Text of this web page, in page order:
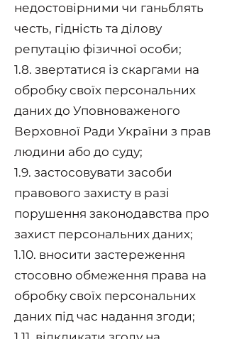
недостовірними чи ганьблять
честь, гідність та ділову
репутацію фізичної особи;
1.8. звертатися із скаргами на
обробку своїх персональних
даних до Уповноваженого
Верховної Ради України з прав
людини або до суду;
1.9. застосовувати засоби
правового захисту в разі
порушення законодавства про
захист персональних даних;
1.10. вносити застереження
стосовно обмеження права на
обробку своїх персональних
даних під час надання згоди;